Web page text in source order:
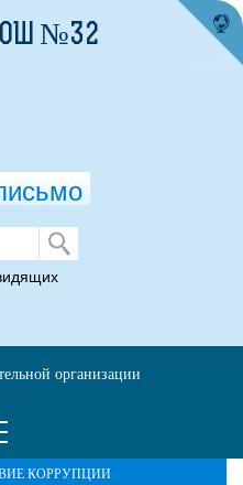
ГРАЖДАН
КОРРУПЦИИ
№32
организации